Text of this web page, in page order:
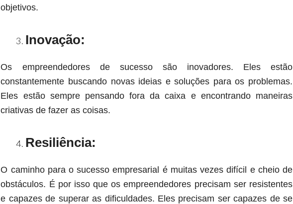
objetivos.
Inovação:
Os empreendedores de sucesso são inovadores. Eles estão
constantemente buscando novas ideias e soluções para os problemas.
Eles estão sempre pensando fora da caixa e encontrando maneiras
criativas de fazer as coisas.
Resiliência:
O caminho para o sucesso empresarial é muitas vezes difícil e cheio de
obstáculos. É por isso que os empreendedores precisam ser resistentes
e capazes de superar as dificuldades. Eles precisam ser capazes de se